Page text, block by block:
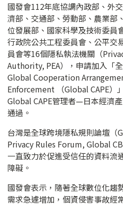
國發會112年底協調內政部、外
濟部、交通部、勞動部、農業部
位發展部、國家科學及技術委員
行政院公共工程委員會、公平交
員會等16個隱私執法機關（
Authority, PEA），申請加入「
Global Cooperation
Enforcement （Global CAPE）
Global CAPE管理者—日本經濟
通過。
台灣是全球跨境隱私規則論壇
Privacy Rules Forum, Global
一直致力於促進受信任的資料流
障礙。
國發會表示，隨著全球數位化趨
需求急遽增加，個資侵害事故經